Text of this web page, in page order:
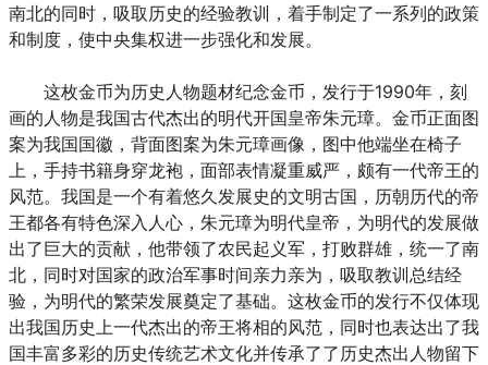
南北的同时，吸取历史的经验教训，着手制定了一系列的政策
和制度，使中央集权进一步强化和发展。
这枚金币为历史人物题材纪念金币，发行于1990年，刻
画的人物是我国古代杰出的明代开国皇帝朱元璋。金币正面图
案为我国国徽，背面图案为朱元璋画像，图中他端坐在椅子
上，手持书籍身穿龙袍，面部表情凝重威严，颇有一代帝王的
风范。我国是一个有着悠久发展史的文明古国，历朝历代的帝
王都各有特色深入人心，朱元璋为明代皇帝，为明代的发展做
出了巨大的贡献，他带领了农民起义军，打败群雄，统一了南
北，同时对国家的政治军事时间亲力亲为，吸取教训总结经
验，为明代的繁荣发展奠定了基础。这枚金币的发行不仅体现
出我国历史上一代杰出的帝王将相的风范，同时也表达出了我
国丰富多彩的历史传统艺术文化并传承了了历史杰出人物留下